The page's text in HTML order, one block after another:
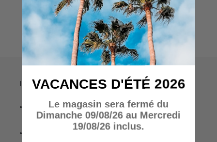
Informations
• A propos de nous
• Nos marques
VACANCES D'ÉTÉ 2026
Le magasin sera fermé du
Dimanche 09/08/26 au Mercredi
19/08/26 inclus.